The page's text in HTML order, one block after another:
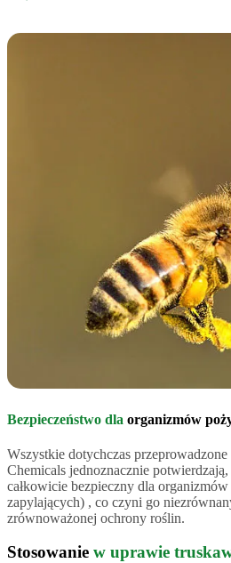
Bezpieczeństwo dla organizmów
Wszystkie dotychczas
Chemicals jednoznacznie
całkowicie bezpieczny dla
zapylających) , co czyni go
zrównoważonej ochrony roślin.
Stosowanie w uprawie